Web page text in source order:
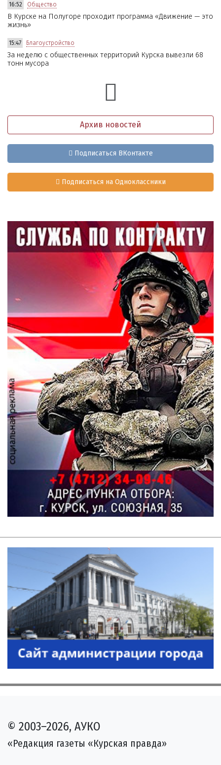
16:52 Общество
В Курске на Полугоре проходит программа «Движение — это
жизнь»
15:47 Благоустройство
За неделю с общественных территорий Курска вывезли 68
тонн мусора
Архив новостей
Подписаться ВКонтакте
Подписаться на Одноклассники
© 2003–2026, АУКО
«Редакция газеты «Курская правда»